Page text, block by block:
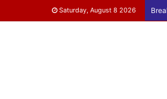
Saturday, August 8 2026